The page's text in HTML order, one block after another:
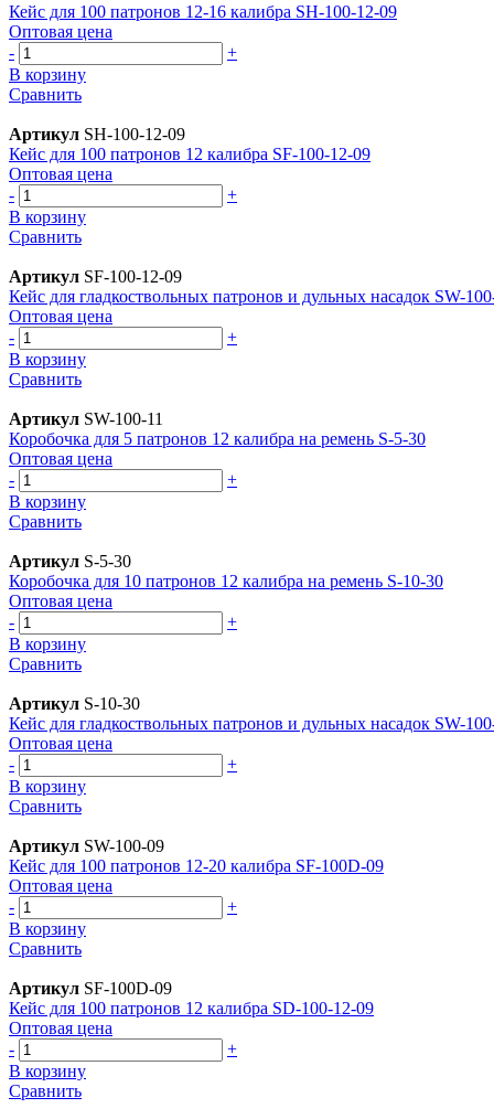
Кейс для 100 патронов 12-16 калибра SH-100-12-09
Оптовая цена
-
+
В корзину
Сравнить
Артикул SH-100-12-09
Кейс для 100 патронов 12 калибра SF-100-12-09
Оптовая цена
-
+
В корзину
Сравнить
Артикул SF-100-12-09
Кейс для гладкоствольных патронов и дульных насадок SW-
Оптовая цена
-
+
В корзину
Сравнить
Артикул SW-100-11
Коробочка для 5 патронов 12 калибра на ремень S-5-30
Оптовая цена
-
+
В корзину
Сравнить
Артикул S-5-30
Коробочка для 10 патронов 12 калибра на ремень S-10-30
Оптовая цена
-
+
В корзину
Сравнить
Артикул S-10-30
Кейс для гладкоствольных патронов и дульных насадок SW-
Оптовая цена
-
+
В корзину
Сравнить
Артикул SW-100-09
Кейс для 100 патронов 12-20 калибра SF-100D-09
Оптовая цена
-
+
В корзину
Сравнить
Артикул SF-100D-09
Кейс для 100 патронов 12 калибра SD-100-12-09
Оптовая цена
-
+
В корзину
Сравнить